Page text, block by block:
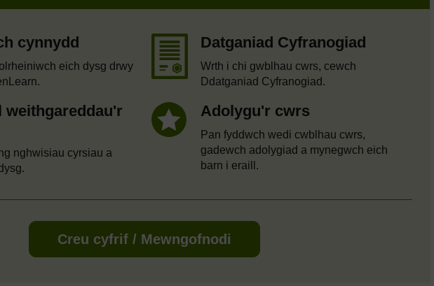
cynnydd
eich dysg drwy
Datganiad Cyfranogiad
Wrth i chi gwblhau cwrs, cewch
Ddatganiad Cyfranogiad.
weithgareddau'r
nghwisiau cyrsiau a
Adolygu'r cwrs
Pan fyddwch wedi cwblhau cwrs,
gadewch adolygiad a mynegwch eich
barn i eraill.
Creu cyfrif / Mewngofnodi